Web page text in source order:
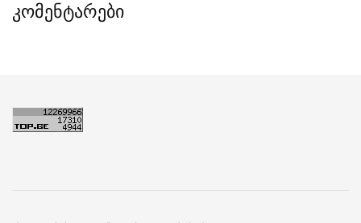
კომენტარები